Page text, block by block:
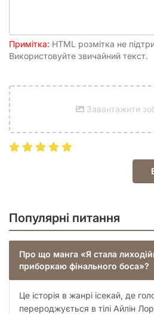
Захопливий ісекай сюжет:
переродження в ігровому
поворотом – героїня стає
Сильна та кмітлива головна
щастя. Її стратегії та дії
не просто кліше. Його
поступово, показуючи його з
його одним із найцікавіших
романтичні моменти
знайомить нас із багатою
системою світу.
Якісне українське видання:
улюбленою історією рідною
зручно тримати в руках:
обкладинка та 164 сторінки
Приготуйтеся до емоційних
зворушливих моментів, що
Примітка: HTML розмітка не
Використовуйте звичайний текст.
Завантажити
Популярні питання
Про що манга «Я стала
приборкаю фінального боса»?
Це історія в жанрі ісекай, де
перероджується в тілі Айлін